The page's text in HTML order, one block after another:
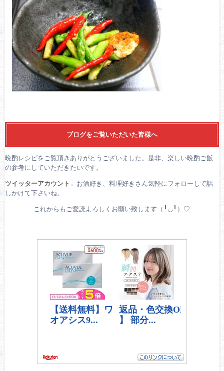
ブログをご覧いただいた皆様へ
晩酌レシピをご覧頂きありがとうございました。是非、楽しい晩酌ご飯
の参考にしていただきたいです。
ツイッターアカウント ←お酒好き、料理好きさん気軽にフォローして話
しかけて下さいね。
これからもご愛読よろしくお願い致します（╹◡╹）♡